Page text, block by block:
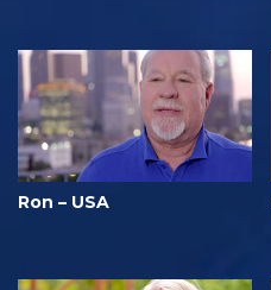
Ron – USA